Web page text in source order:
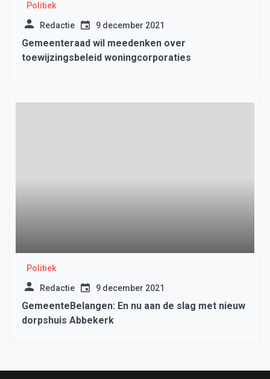
Politiek
Redactie 9 december 2021
Gemeenteraad wil meedenken over
toewijzingsbeleid woningcorporaties
Politiek
Redactie 9 december 2021
GemeenteBelangen: En nu aan de slag met nieuw
dorpshuis Abbekerk